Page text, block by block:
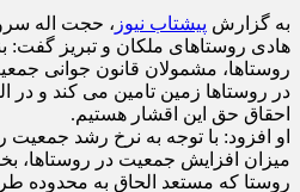
به گزارش پیشتاب نیوز ، حجت اله
هادی روستاهای ملکان و تبریز
روستاها، مشمولان قانون جوانی
در روستاها زمین تامین می کند و در
احقاق حق این اقشار هستیم.
او افزود: با توجه به نرخ رشد جمعیت
میزان افزایش جمعیت در روستاها،
روستا که مستعد الحاق به محدوده